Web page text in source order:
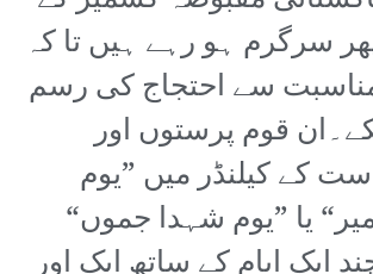
سرگرم ہو رہے ہیں تا کہ
سے احتجاج کی رسم
قوم پرستوں اور
کے کیلنڈر میں ”یوم
یا ”یوم شہدا جموں“